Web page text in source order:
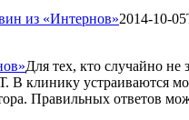
из «Интернов»2014-10-
Для тех, кто случайно
В клинику устраиваются
Правильных ответов